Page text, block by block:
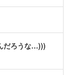
だろうな…)))